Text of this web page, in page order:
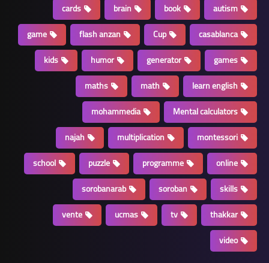
autism
book
brain
cards
casablanca
Cup
flash anzan
game
games
generator
humor
kids
learn english
math
maths
Mental calculators
mohammedia
montessori
multiplication
najah
online
programme
puzzle
school
skills
soroban
sorobanarab
thakkar
tv
ucmas
vente
video